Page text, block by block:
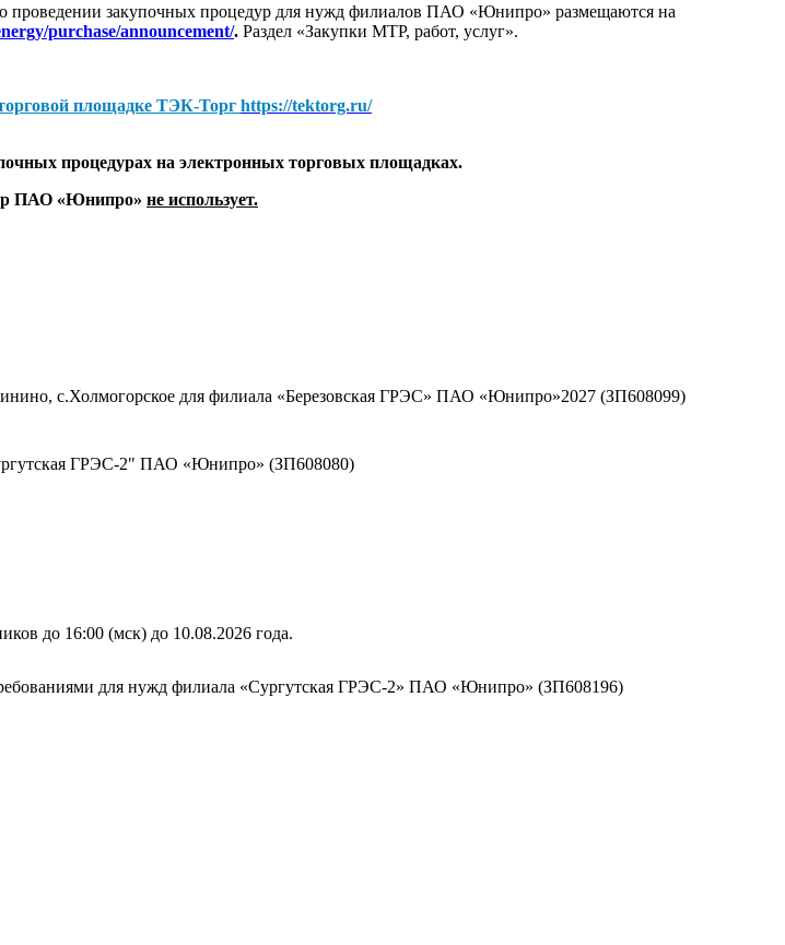
проведении закупочных процедур для нужд филиалов ПАО «Юнипро» размещаются на
purchase/announcement/. Раздел «Закупки МТР, работ, услуг».
площадке ТЭК-Торг https://tektorg.ru/
процедурах на электронных торговых площадках.
ПАО «Юнипро» не использует.
с.Холмогорское для филиала «Березовская ГРЭС» ПАО «Юнипро»2027 (ЗП608099)
ГРЭС-2" ПАО «Юнипро» (ЗП608080)
до 16:00 (мск) до 10.08.2026 года.
для нужд филиала «Сургутская ГРЭС-2» ПАО «Юнипро» (ЗП608196)